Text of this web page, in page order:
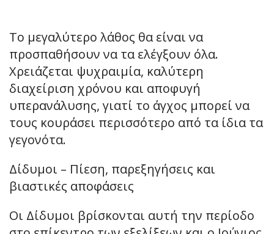
Το μεγαλύτερο λάθος θα είναι να
προσπαθήσουν να τα ελέγξουν όλα.
Χρειάζεται ψυχραιμία, καλύτερη
διαχείριση χρόνου και αποφυγή
υπερανάλυσης, γιατί το άγχος μπορεί να
τους κουράσει περισσότερο από τα ίδια τα
γεγονότα.
Δίδυμοι – Πίεση, παρεξηγήσεις και
βιαστικές αποφάσεις
Οι Δίδυμοι βρίσκονται αυτή την περίοδο